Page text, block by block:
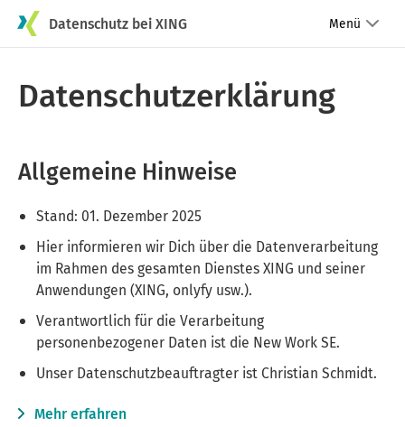
Datenschutz bei XING Menü
Datenschutzerklärung
Allgemeine Hinweise
Stand: 01. Dezember 2025
Hier informieren wir Dich über die Datenverarbeitung
im Rahmen des gesamten Dienstes XING und seiner
Anwendungen (XING, onlyfy usw.).
Verantwortlich für die Verarbeitung
personenbezogener Daten ist die New Work SE.
Unser Datenschutzbeauftragter ist Christian Schmidt.
Mehr erfahren